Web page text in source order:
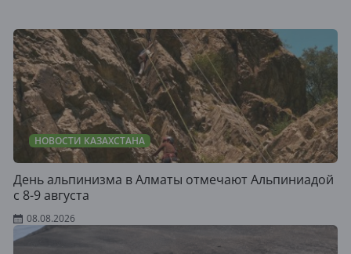
НОВОСТИ КАЗАХСТАНА
День альпинизма в Алматы отмечают Альпиниадой
с 8-9 августа
08.08.2026